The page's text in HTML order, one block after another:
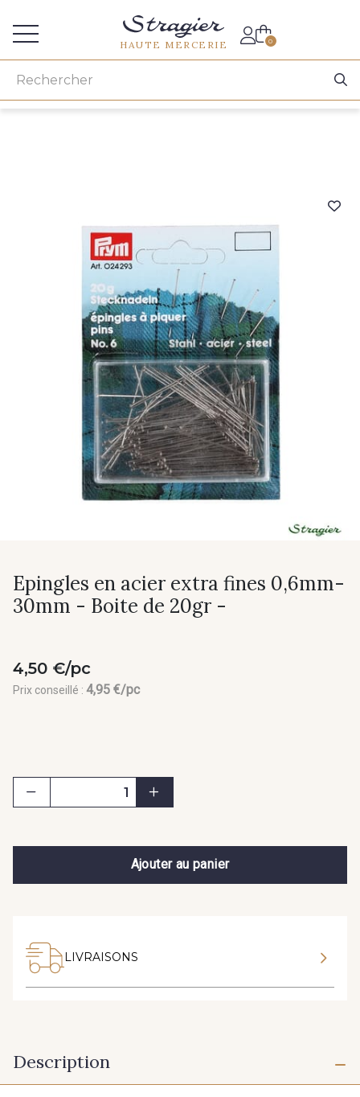
HAUTE MERCERIE 0
Epingles en acier extra fines 0,6mm-
30mm - Boite de 20gr -
4,50 €/pc
Prix conseillé : 4,95 €/pc
Ajouter au panier
LIVRAISONS
Description